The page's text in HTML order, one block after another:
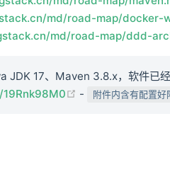
md/road-map/docker-
md/road-map/ddd-
JDK 17、Maven 3.8.x，软件已经
(opens new
- 附件内含有配置